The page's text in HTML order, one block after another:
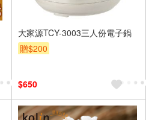
大家源TCY-3003三人份電子鍋
贈$200
$650